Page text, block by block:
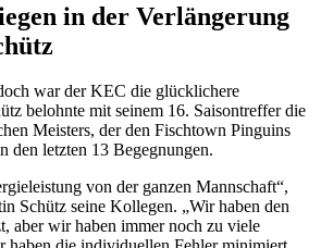
in der Verlängerung
war der KEC die glücklichere
belohnte mit seinem 16. Saisontreffer die
Meisters, der den Fischtown Pinguins
den letzten 13 Begegnungen.
von der ganzen Mannschaft“,
Schütz seine Kollegen. „Wir haben den
aber wir haben immer noch zu viele